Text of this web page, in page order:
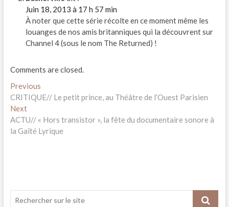
Juin 18, 2013 à 17 h 57 min
À noter que cette série récolte en ce moment même les
louanges de nos amis britanniques qui la découvrent sur
Channel 4 (sous le nom The Returned) !
Comments are closed.
Navigation
de
l’article
PreviousPrevious
post:
CRITIQUE// Le petit prince, au Théâtre de l’Ouest Parisien
NextNext
post:
ACTU// « Hors transistor », la fête du documentaire sonore à
la Gaîté Lyrique